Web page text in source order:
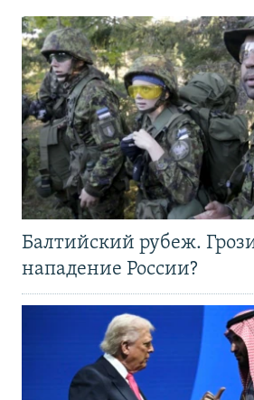
Балтийский рубеж.
нападение России?